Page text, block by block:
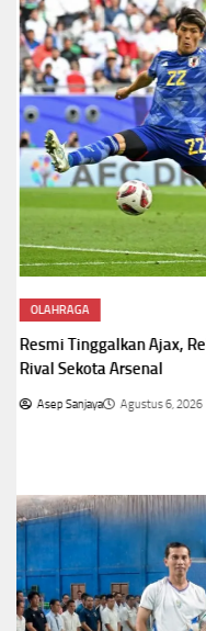
OLAHRAGA
Resmi Tinggalkan Ajax,
Rival Sekota Arsenal
Asep Sanjaya Agustus 6, 2026